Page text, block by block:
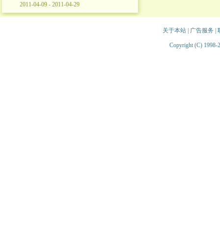
2011-04-09 - 2011-04-29
关于本站| 广告服务
Copyright (C) 1998-